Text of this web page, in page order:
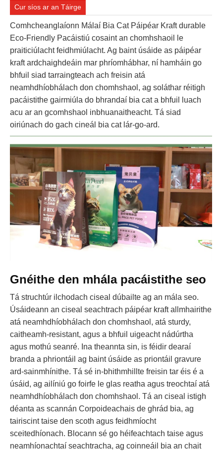
Cur síos ar an Táirge
Comhcheanglaíonn Málaí Bia Cat Páipéar Kraft durable
Eco-Friendly Pacáistiú cosaint an chomhshaoil le
praiticiúlacht feidhmiúlacht. Ag baint úsáide as páipéar
kraft ardchaighdeáin mar phríomhábhar, ní hamháin go
bhfuil siad tarraingteach ach freisin atá
neamhdhíobhálach don chomhshaol, ag soláthar réitigh
pacáistithe gairmiúla do bhrandaí bia cat a bhfuil luach
acu ar an gcomhshaol inbhuanaitheacht. Tá siad
oiriúnach do gach cineál bia cat lár-go-ard.
Gnéithe den mhála pacáistithe seo
Tá struchtúr ilchodach ciseal dúbailte ag an mála seo.
Úsáideann an ciseal seachtrach páipéar kraft allmhairithe
atá neamhdhíobhálach don chomhshaol, atá sturdy,
caitheamh-resistant, agus a bhfuil uigeacht nádúrtha
agus mothú seanré. Ina theannta sin, is féidir dearaí
branda a phriontáil ag baint úsáide as priontáil gravure
ard-sainmhínithe. Tá sé in-bhithmhillte freisin tar éis é a
úsáid, ag ailíniú go foirfe le glas reatha agus treochtaí atá
neamhdhíobhálach don chomhshaol. Tá an ciseal istigh
déanta as scannán Corpoideachais de ghrád bia, ag
tairiscint taise den scoth agus feidhmíocht
sceitedhíonach. Blocann sé go héifeachtach taise agus
neamhíonachtaí seachtracha, ag coinneáil bia an chait